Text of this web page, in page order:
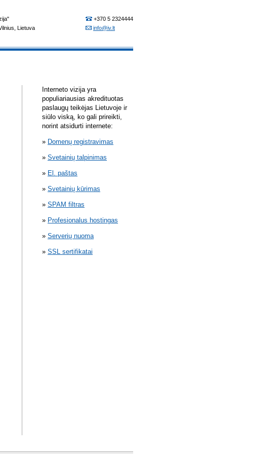
Interneto vizija yra
populiariausias akredituotas
paslaugų teikėjas Lietuvoje ir
siūlo viską, ko gali prireikti,
norint atsidurti internete:
Domenų registravimas
Svetainių talpinimas
El. paštas
Svetainių kūrimas
SPAM filtras
Profesionalus hostingas
Serverių nuoma
SSL sertifikatai